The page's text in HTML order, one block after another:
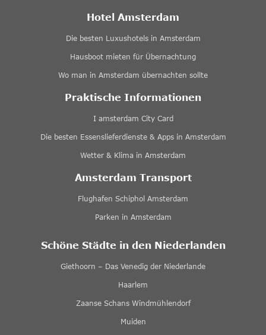
Hotel Amsterdam
Die besten Luxushotels in Amsterdam
Hausboot mieten für Übernachtung
Wo man in Amsterdam übernachten sollte
Praktische Informationen
I amsterdam City Card
Die besten Essenslieferdienste & Apps in Amsterdam
Wetter & Klima in Amsterdam
Amsterdam Transport
Flughafen Schiphol Amsterdam
Parken in Amsterdam
Schöne Städte in den Niederlanden
Giethoorn – Das Venedig der Niederlande
Haarlem
Zaanse Schans Windmühlendorf
Muiden